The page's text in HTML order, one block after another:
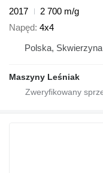
2017
2 700 m/g
Napęd 4x4
Polska, Skwierzyna
Maszyny Leśniak